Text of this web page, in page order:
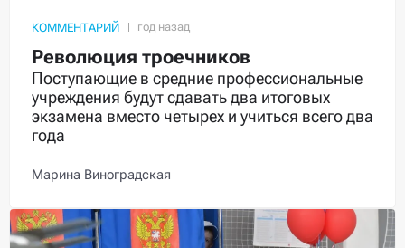
КОММЕНТАРИЙ
Революция троечников
Поступающие в средние профессиональные
учреждения будут сдавать два итоговых
экзамена вместо четырех и учиться всего два
года
Марина Виноградская